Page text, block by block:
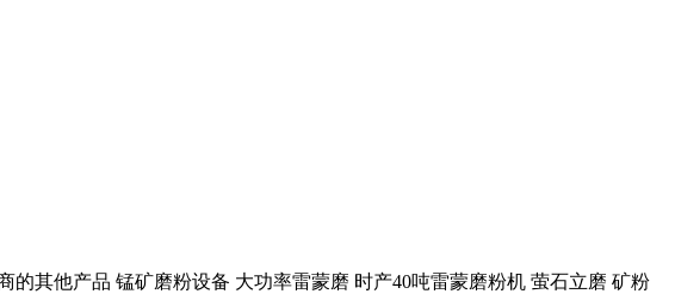
其他产品 锰矿磨粉设备 大功率雷蒙磨 时产40吨雷蒙磨粉机 萤石立磨 矿粉